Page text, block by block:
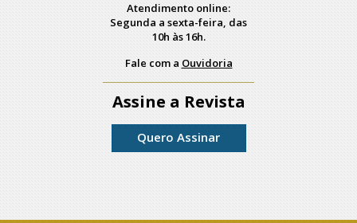
Atendimento online:
Segunda a sexta-feira, das
10h às 16h.
Fale com a Ouvidoria
Assine a Revista
Quero Assinar